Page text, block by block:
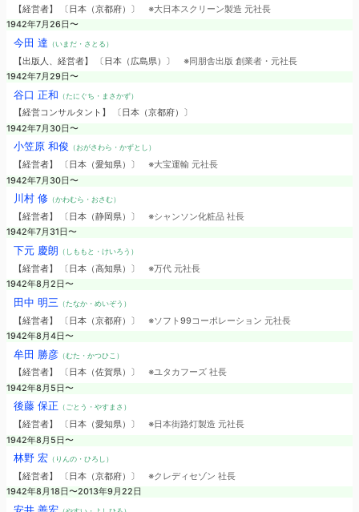
【経営者】 〔日本（京都府）〕 ※大日本スクリーン製造 元社長
1942年7月26日〜
今田 達 （いまだ・さとる）
【出版人、経営者】 〔日本（広島県）〕 ※同朋舎出版 創業者・元社長
1942年7月29日〜
谷口 正和 （たにぐち・まさかず）
【経営コンサルタント】 〔日本（京都府）〕
1942年7月30日〜
小笠原 和俊 （おがさわら・かずとし）
【経営者】 〔日本（愛知県）〕 ※大宝運輸 元社長
1942年7月30日〜
川村 修（かわむら・おさむ）
【経営者】 〔日本（静岡県）〕 ※シャンソン化粧品 社長
1942年7月31日〜
下元 慶朗 （しももと・けいろう）
【経営者】 〔日本（高知県）〕 ※万代 元社長
1942年8月2日〜
田中 明三 （たなか・めいぞう）
【経営者】 〔日本（京都府）〕 ※ソフト99コーポレーション 元社長
1942年8月4日〜
牟田 勝彦（むた・かつひこ）
【経営者】 〔日本（佐賀県）〕 ※ユタカフーズ 社長
1942年8月5日〜
後藤 保正 （ごとう・やすまさ）
【経営者】 〔日本（愛知県）〕 ※日本街路灯製造 元社長
1942年8月5日〜
林野 宏（りんの・ひろし）
【経営者】 〔日本（京都府）〕 ※クレディセゾン 社長
1942年8月18日〜2013年9月22日